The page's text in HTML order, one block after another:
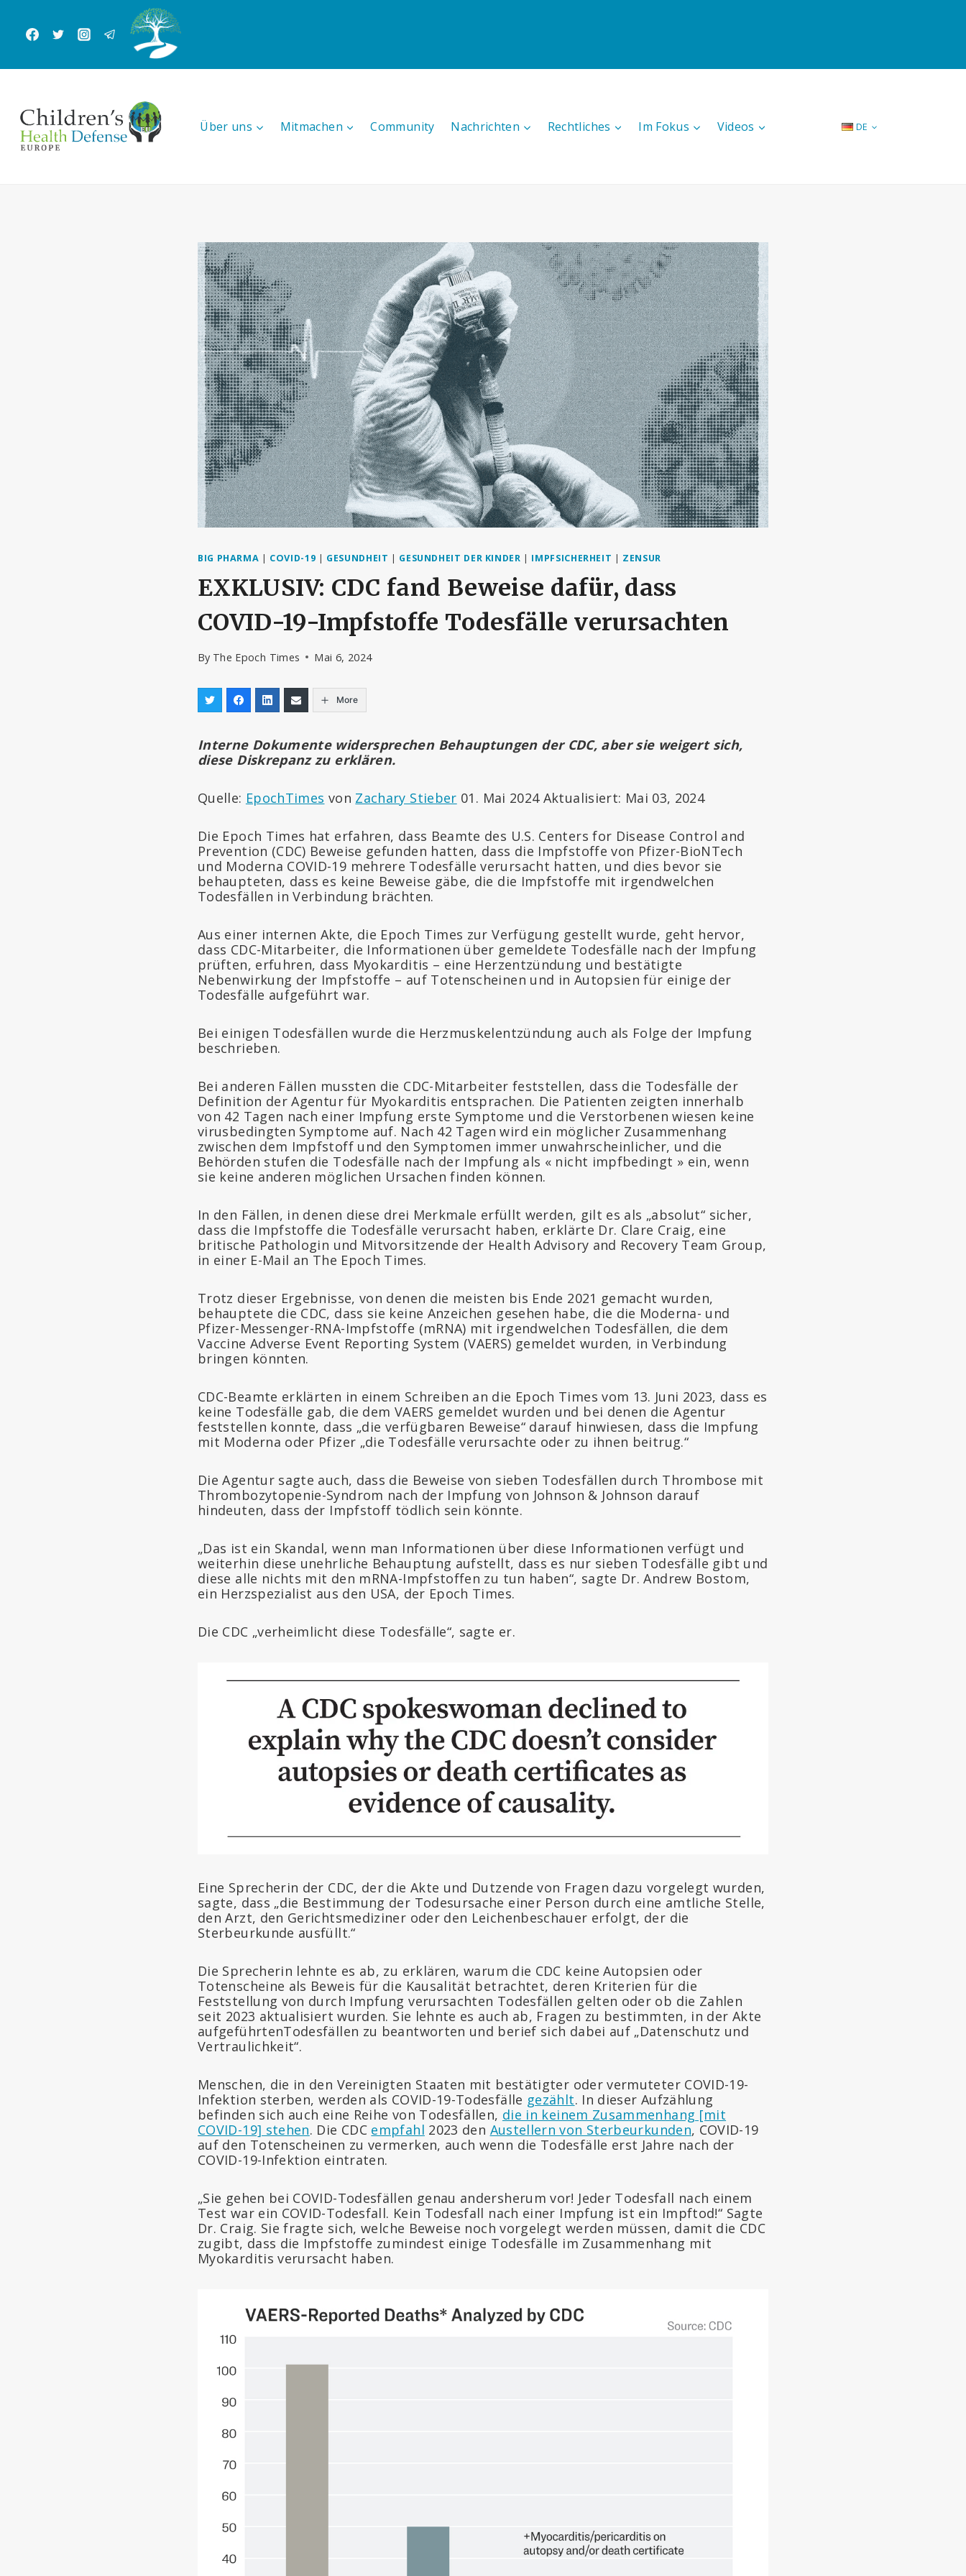
springen
Über uns Mitmachen Community Nachrichten Rechtliches Im Fokus Videos DE
BIG PHARMA | COVID-19 | GESUNDHEIT | GESUNDHEIT DER KINDER | IMPFSICHERHEIT | ZENSUR
EXKLUSIV: CDC fand Beweise dafür, dass
COVID-19-Impfstoffe Todesfälle verursachten
By The Epoch Times Mai 6, 2024
More
Interne Dokumente widersprechen Behauptungen der CDC, aber sie weigert sich,
diese Diskrepanz zu erklären.
Quelle: EpochTimes von Zachary Stieber 01. Mai 2024 Aktualisiert: Mai 03, 2024
Die Epoch Times hat erfahren, dass Beamte des U.S. Centers for Disease Control and
Prevention (CDC) Beweise gefunden hatten, dass die Impfstoffe von Pfizer-BioNTech
und Moderna COVID-19 mehrere Todesfälle verursacht hatten, und dies bevor sie
behaupteten, dass es keine Beweise gäbe, die die Impfstoffe mit irgendwelchen
Todesfällen in Verbindung brächten.
Aus einer internen Akte, die Epoch Times zur Verfügung gestellt wurde, geht hervor,
dass CDC-Mitarbeiter, die Informationen über gemeldete Todesfälle nach der Impfung
prüften, erfuhren, dass Myokarditis – eine Herzentzündung und bestätigte
Nebenwirkung der Impfstoffe – auf Totenscheinen und in Autopsien für einige der
Todesfälle aufgeführt war.
Bei einigen Todesfällen wurde die Herzmuskelentzündung auch als Folge der Impfung
beschrieben.
Bei anderen Fällen mussten die CDC-Mitarbeiter feststellen, dass die Todesfälle der
Definition der Agentur für Myokarditis entsprachen. Die Patienten zeigten innerhalb
von 42 Tagen nach einer Impfung erste Symptome und die Verstorbenen wiesen keine
virusbedingten Symptome auf. Nach 42 Tagen wird ein möglicher Zusammenhang
zwischen dem Impfstoff und den Symptomen immer unwahrscheinlicher, und die
Behörden stufen die Todesfälle nach der Impfung als « nicht impfbedingt » ein, wenn
sie keine anderen möglichen Ursachen finden können.
In den Fällen, in denen diese drei Merkmale erfüllt werden, gilt es als „absolut“ sicher,
dass die Impfstoffe die Todesfälle verursacht haben, erklärte Dr. Clare Craig, eine
britische Pathologin und Mitvorsitzende der Health Advisory and Recovery Team Group,
in einer E-Mail an The Epoch Times.
Trotz dieser Ergebnisse, von denen die meisten bis Ende 2021 gemacht wurden,
behauptete die CDC, dass sie keine Anzeichen gesehen habe, die die Moderna- und
Pfizer-Messenger-RNA-Impfstoffe (mRNA) mit irgendwelchen Todesfällen, die dem
Vaccine Adverse Event Reporting System (VAERS) gemeldet wurden, in Verbindung
bringen könnten.
CDC-Beamte erklärten in einem Schreiben an die Epoch Times vom 13. Juni 2023, dass es
keine Todesfälle gab, die dem VAERS gemeldet wurden und bei denen die Agentur
feststellen konnte, dass „die verfügbaren Beweise“ darauf hinwiesen, dass die Impfung
mit Moderna oder Pfizer „die Todesfälle verursachte oder zu ihnen beitrug.“
Die Agentur sagte auch, dass die Beweise von sieben Todesfällen durch Thrombose mit
Thrombozytopenie-Syndrom nach der Impfung von Johnson & Johnson darauf
hindeuten, dass der Impfstoff tödlich sein könnte.
„Das ist ein Skandal, wenn man Informationen über diese Informationen verfügt und
weiterhin diese unehrliche Behauptung aufstellt, dass es nur sieben Todesfälle gibt und
diese alle nichts mit den mRNA-Impfstoffen zu tun haben“, sagte Dr. Andrew Bostom,
ein Herzspezialist aus den USA, der Epoch Times.
Die CDC „verheimlicht diese Todesfälle“, sagte er.
Eine Sprecherin der CDC, der die Akte und Dutzende von Fragen dazu vorgelegt wurden,
sagte, dass „die Bestimmung der Todesursache einer Person durch eine amtliche Stelle,
den Arzt, den Gerichtsmediziner oder den Leichenbeschauer erfolgt, der die
Sterbeurkunde ausfüllt.“
Die Sprecherin lehnte es ab, zu erklären, warum die CDC keine Autopsien oder
Totenscheine als Beweis für die Kausalität betrachtet, deren Kriterien für die
Feststellung von durch Impfung verursachten Todesfällen gelten oder ob die Zahlen
seit 2023 aktualisiert wurden. Sie lehnte es auch ab, Fragen zu bestimmten, in der Akte
aufgeführtenTodesfällen zu beantworten und berief sich dabei auf „Datenschutz und
Vertraulichkeit“.
Menschen, die in den Vereinigten Staaten mit bestätigter oder vermuteter COVID-19-
Infektion sterben, werden als COVID-19-Todesfälle gezählt. In dieser Aufzählung
befinden sich auch eine Reihe von Todesfällen, die in keinem Zusammenhang [mit
COVID-19] stehen. Die CDC empfahl 2023 den Austellern von Sterbeurkunden, COVID-19
auf den Totenscheinen zu vermerken, auch wenn die Todesfälle erst Jahre nach der
COVID-19-Infektion eintraten.
„Sie gehen bei COVID-Todesfällen genau andersherum vor! Jeder Todesfall nach einem
Test war ein COVID-Todesfall. Kein Todesfall nach einer Impfung ist ein Impftod!“ Sagte
Dr. Craig. Sie fragte sich, welche Beweise noch vorgelegt werden müssen, damit die CDC
zugibt, dass die Impfstoffe zumindest einige Todesfälle im Zusammenhang mit
Myokarditis verursacht haben.